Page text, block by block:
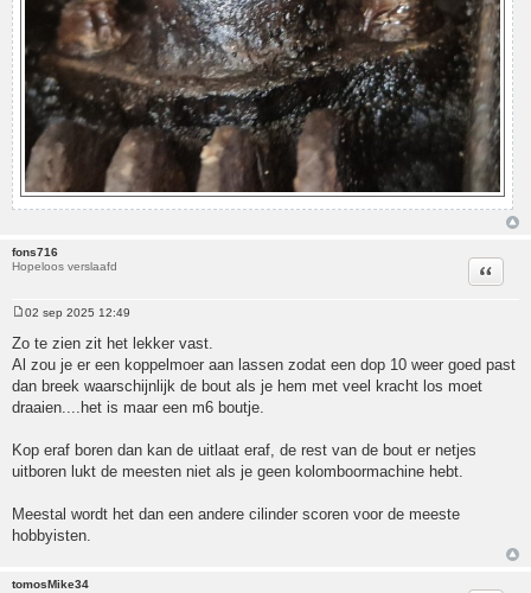
fons716
Hopeloos verslaafd
Citeer
02 sep 2025 12:49
Zo te zien zit het lekker vast.
Al zou je er een koppelmoer aan lassen zodat een dop 10 weer goed past
dan breek waarschijnlijk de bout als je hem met veel kracht los moet
draaien....het is maar een m6 boutje.
Kop eraf boren dan kan de uitlaat eraf, de rest van de bout er netjes
uitboren lukt de meesten niet als je geen kolomboormachine hebt.
Meestal wordt het dan een andere cilinder scoren voor de meeste
hobbyisten.
tomosMike34